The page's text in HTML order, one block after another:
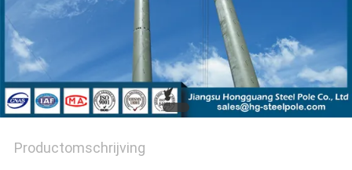
Productomschrijving